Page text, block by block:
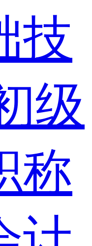
技
级
称